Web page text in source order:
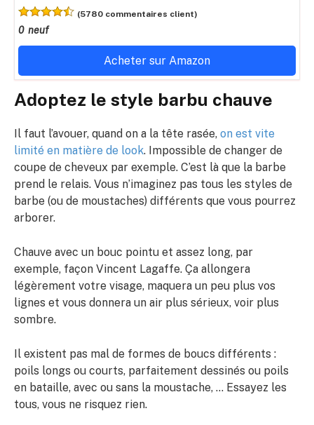
(5780 commentaires client)
0 neuf
Acheter sur Amazon
Adoptez le style barbu chauve
Il faut l’avouer, quand on a la tête rasée, on est vite
limité en matière de look. Impossible de changer de
coupe de cheveux par exemple. C’est là que la barbe
prend le relais. Vous n’imaginez pas tous les styles de
barbe (ou de moustaches) différents que vous pourrez
arborer.
Chauve avec un bouc pointu et assez long, par
exemple, façon Vincent Lagaffe. Ça allongera
légèrement votre visage, maquera un peu plus vos
lignes et vous donnera un air plus sérieux, voir plus
sombre.
Il existent pas mal de formes de boucs différents :
poils longs ou courts, parfaitement dessinés ou poils
en bataille, avec ou sans la moustache, … Essayez les
tous, vous ne risquez rien.